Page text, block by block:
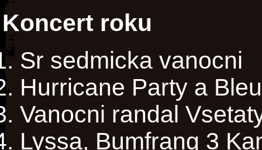
Koncert roku
Sr sedmicka vanocni
Hurricane Party a
Vanocni randal
Lyssa, Bumfrang 3